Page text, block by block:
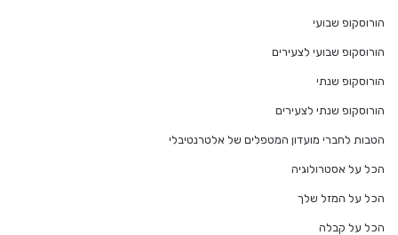
הורוסקופ שבועי
הורוסקופ שבועי לצעירים
הורוסקופ שנתי
הורוסקופ שנתי לצעירים
הטבות לחברי מועדון המטפלים של אלטרנטיבלי
הכל על אסטרולוגיה
הכל על המזל שלך
הכל על קבלה